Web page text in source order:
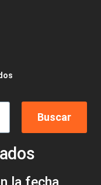
ayuda a la